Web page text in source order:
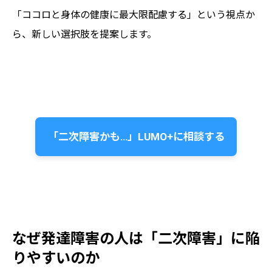
「ココロと身体の健康に最大限配慮する」という視点か
ら、新しい選択肢を提案します。
「二次障害かも…」LUMO+に相談する
なぜ発達障害の人は「二次障害」に陥
りやすいのか